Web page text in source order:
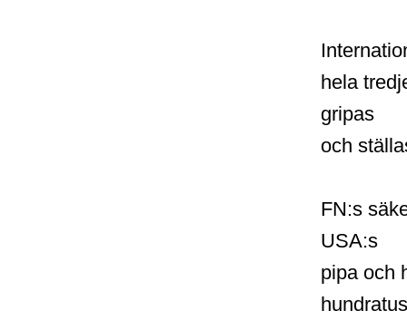
hela
gripas
och
FN:s
USA:s
pipa och